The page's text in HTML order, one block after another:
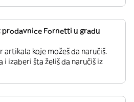
prodavnice Fornetti u gradu
koje možeš da naručiš.
izaberi šta želiš da naručiš iz